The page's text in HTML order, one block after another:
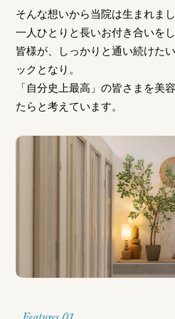
そんな想いから当院は生まれまし
一人ひとりと長いお付き合いを
皆様が、しっかりと通い続けた
ックとなり。
「自分史上最高」の皆さまを美
たらと考えています。